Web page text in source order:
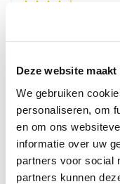
Deze website
We gebruiken
personaliseren, om
en om ons
informatie over uw
partners voor social
partners kunnen
23 december
Wand heater
beschadigd.
Lees meer